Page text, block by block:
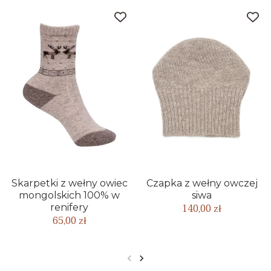
Skarpetki z wełny owiec
mongolskich 100% w
renifery
65,00 zł
Czapka z wełny owczej
siwa
140,00 zł
Poprzedni
Następny